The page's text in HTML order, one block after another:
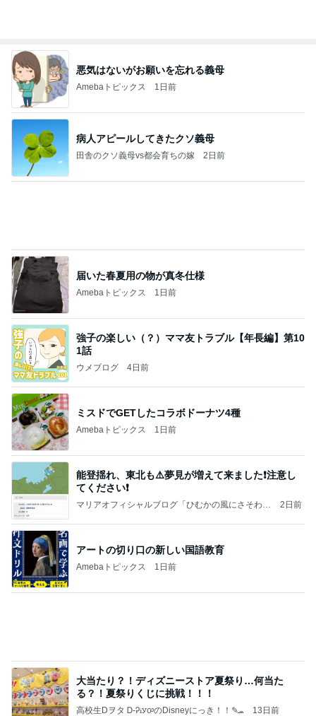
悪気はないがお願いを忘れる義母
Amebaトピックス 1日前
病人アピールしてきたクソ義母
田舎のクソ義母vs都会育ちの嫁 2日前
届いた春夏用の物が真冬仕様
Amebaトピックス 1日前
強子の楽しい（？）ママ友トラブル【年長編】第10
1話
ウメブログ 4日前
ミスドでGETしたコラボドーナツ4種
Amebaトピックス 1日前
能登揺れ、東北も⚠️夢見が増えて来ました❗️注意し
てください❗️
マリアオフィシャルブログ「ひむかの風にさそわれ
2日前
アートの切り口の新しい国語教育
Amebaトピックス 1日前
大当たり？！ディズニーストア夏祭り…何当た
る？！夏祭りくじに挑戦！！！
高校生Dヲタ Ꭰ-ᎮꭵꭹꭴのDisneyにっき！！✎ܚ 13日前